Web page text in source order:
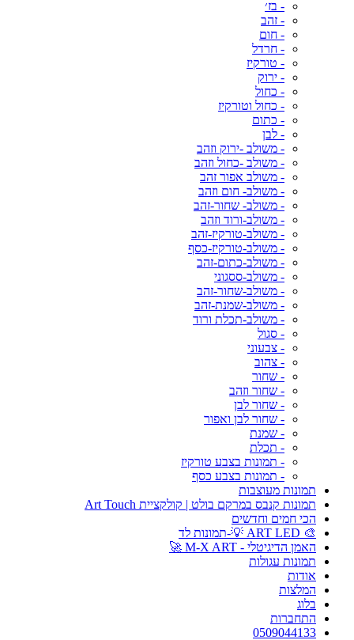
- בז׳
- זהב
- חום
- חרדל
- טורקיז
- ירוק
- כחול
- כחול וטורקיז
- כתום
- לבן
- משולב -ירוק וזהב
- משולב -כחול וזהב
- משולב אפור זהב
- משולב- חום וזהב
- משולב- שחור-זהב
- משולב-ורוד וזהב
- משולב-טורקיז-זהב
- משולב-טורקיז-כסף
- משולב-כתום-זהב
- משולב-ססגוני
- משולב-שחור-זהב
- משולב-שמנת-זהב
- משולב-תכלת ורוד
- סגול
- צבעוני
- צהוב
- שחור
- שחור וזהב
- שחור לבן
- שחור לבן ואפור
- שמנת
- תכלת
- תמונות בצבע טורקיז
- תמונות בצבע כסף
תמונות מעוצבות
תמונות קנבס במרקם בולט | קולקציית Art Touch
הכי חמים וחדשים
🎨 ART LED 💡-תמונות לד
האמן הדיגיטלי - M-X ART 🚀
תמונות עגולות
אודות
המלצות
בלוג
התחברות
0509044133